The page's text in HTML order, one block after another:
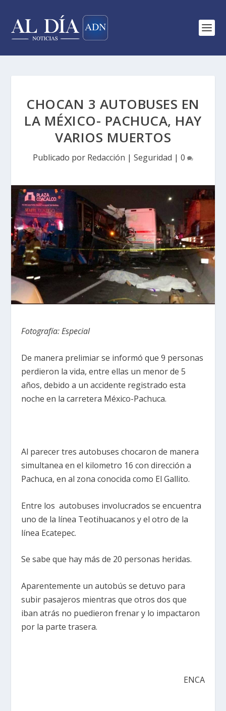
CHOCAN 3 AUTOBUSES EN
LA MÉXICO- PACHUCA, HAY
VARIOS MUERTOS
Publicado por Redacción | Seguridad | 0
Fotografía: Especial
De manera prelimiar se informó que 9 personas
perdieron la vida, entre ellas un menor de 5
años, debido a un accidente registrado esta
noche en la carretera México-Pachuca.
Al parecer tres autobuses chocaron de manera
simultanea en el kilometro 16 con dirección a
Pachuca, en al zona conocida como El Gallito.
Entre los autobuses involucrados se encuentra
uno de la línea Teotihuacanos y el otro de la
línea Ecatepec.
Se sabe que hay más de 20 personas heridas.
Aparentemente un autobús se detuvo para
subir pasajeros mientras que otros dos que
iban atrás no puedieron frenar y lo impactaron
por la parte trasera.
ENCA